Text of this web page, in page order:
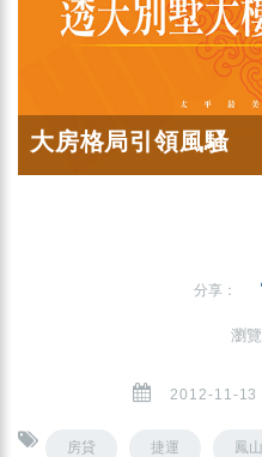
大房格局引領風騷
分享：
瀏
2012-11-13
房貸 捷運 鳳山